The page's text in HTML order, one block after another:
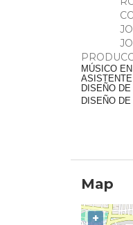
MÚSICO
DISEÑO
DISEÑO
Map
+